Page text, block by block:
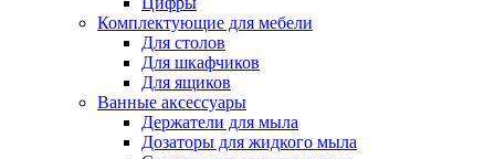
Комплектующие для мебели
Для столов
Для шкафчиков
Для ящиков
Ванные аксессуары
Держатели для мыла
Дозаторы для жидкого мыла